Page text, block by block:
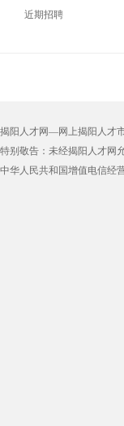
近期招聘
揭阳人才网—网上揭阳人才
特别敬告：未经揭阳人才网
中华人民共和国增值电信经